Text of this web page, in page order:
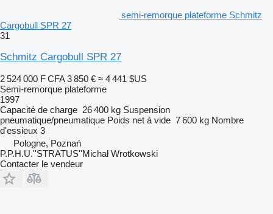
semi-remorque plateforme Schmitz
Cargobull SPR 27
31
Schmitz Cargobull SPR 27
2 524 000 F CFA 3 850 € ≈ 4 441 $US
Semi-remorque plateforme
1997
Capacité de charge 26 400 kg Suspension
pneumatique/pneumatique Poids net à vide 7 600 kg Nombre
d'essieux 3
Pologne, Poznań
P.P.H.U.''STRATUS''Michał Wrotkowski
Contacter le vendeur